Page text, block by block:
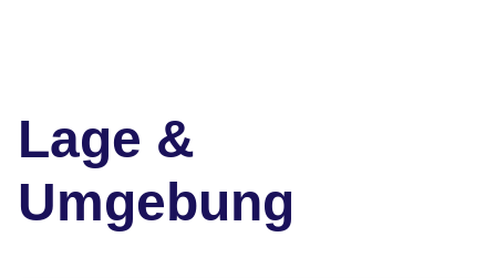
Lage &
Umgebung